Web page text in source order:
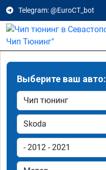
Telegram: @EuroCT_bot
Выберите ваш авто: